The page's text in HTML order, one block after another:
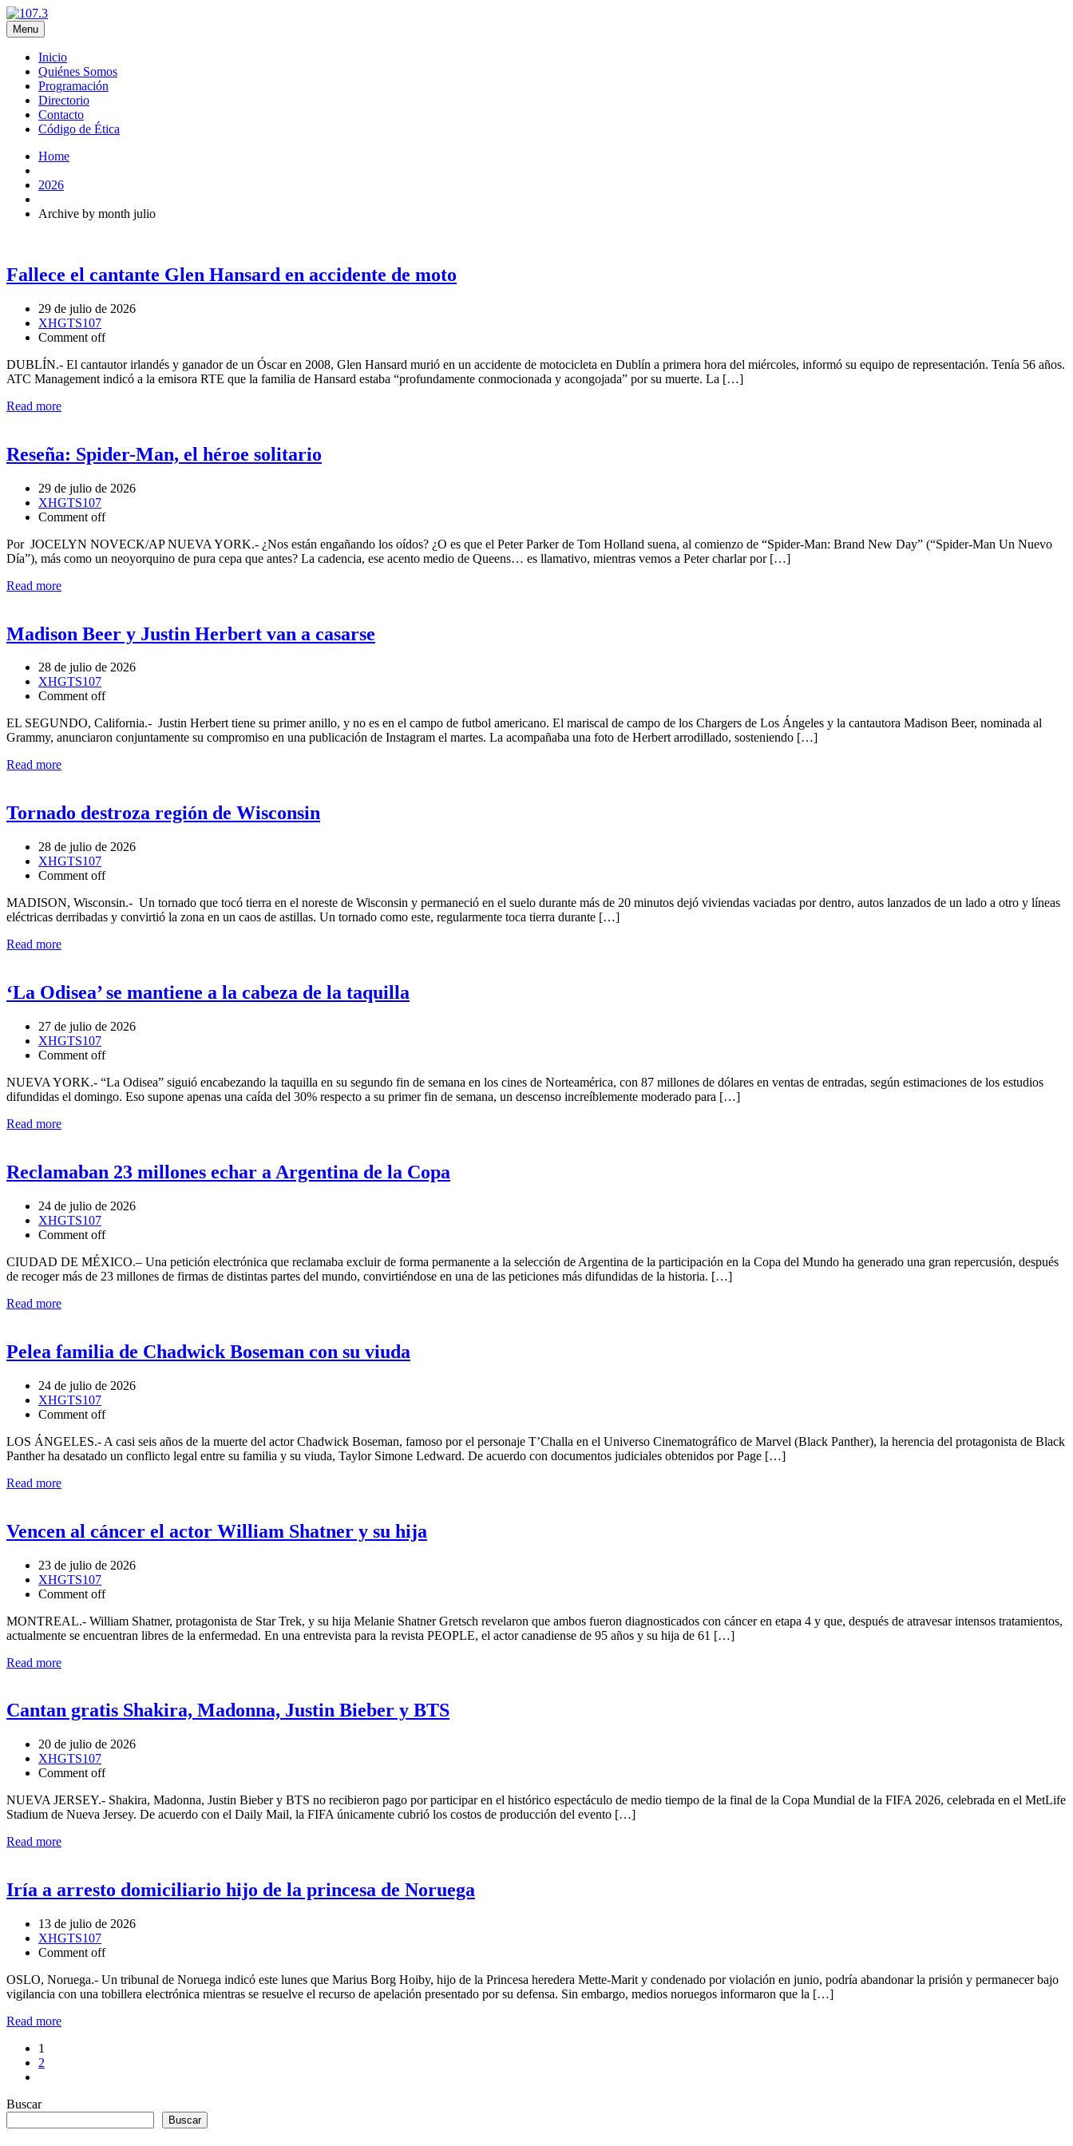
Menu
Inicio
Quiénes Somos
Programación
Directorio
Contacto
Código de Ética
Home
2026
Archive by month julio
Fallece el cantante Glen Hansard en accidente de moto
29 de julio de 2026
XHGTS107
Comment off
DUBLÍN.- El cantautor irlandés y ganador de un Óscar en 2008, Glen Hansard murió en un accidente de motocicleta en Dublín a primera hora del miércoles, informó su equipo de representación. Tenía 56 años.
ATC Management indicó a la emisora RTE que la familia de Hansard estaba “profundamente conmocionada y acongojada” por su muerte. La […]
Read more
Reseña: Spider-Man, el héroe solitario
29 de julio de 2026
XHGTS107
Comment off
Por JOCELYN NOVECK/AP NUEVA YORK.- ¿Nos están engañando los oídos? ¿O es que el Peter Parker de Tom Holland suena, al comienzo de “Spider-Man: Brand New Day” (“Spider-Man Un Nuevo
Día”), más como un neoyorquino de pura cepa que antes? La cadencia, ese acento medio de Queens… es llamativo, mientras vemos a Peter charlar por […]
Read more
Madison Beer y Justin Herbert van a casarse
28 de julio de 2026
XHGTS107
Comment off
EL SEGUNDO, California.- Justin Herbert tiene su primer anillo, y no es en el campo de futbol americano. El mariscal de campo de los Chargers de Los Ángeles y la cantautora Madison Beer, nominada al
Grammy, anunciaron conjuntamente su compromiso en una publicación de Instagram el martes. La acompañaba una foto de Herbert arrodillado, sosteniendo […]
Read more
Tornado destroza región de Wisconsin
28 de julio de 2026
XHGTS107
Comment off
MADISON, Wisconsin.- Un tornado que tocó tierra en el noreste de Wisconsin y permaneció en el suelo durante más de 20 minutos dejó viviendas vaciadas por dentro, autos lanzados de un lado a otro y líneas
eléctricas derribadas y convirtió la zona en un caos de astillas. Un tornado como este, regularmente toca tierra durante […]
Read more
‘La Odisea’ se mantiene a la cabeza de la taquilla
27 de julio de 2026
XHGTS107
Comment off
NUEVA YORK.- “La Odisea” siguió encabezando la taquilla en su segundo fin de semana en los cines de Norteamérica, con 87 millones de dólares en ventas de entradas, según estimaciones de los estudios
difundidas el domingo. Eso supone apenas una caída del 30% respecto a su primer fin de semana, un descenso increíblemente moderado para […]
Read more
Reclamaban 23 millones echar a Argentina de la Copa
24 de julio de 2026
XHGTS107
Comment off
CIUDAD DE MÉXICO.– Una petición electrónica que reclamaba excluir de forma permanente a la selección de Argentina de la participación en la Copa del Mundo ha generado una gran repercusión, después
de recoger más de 23 millones de firmas de distintas partes del mundo, convirtiéndose en una de las peticiones más difundidas de la historia. […]
Read more
Pelea familia de Chadwick Boseman con su viuda
24 de julio de 2026
XHGTS107
Comment off
LOS ÁNGELES.- A casi seis años de la muerte del actor Chadwick Boseman, famoso por el personaje T’Challa en el Universo Cinematográfico de Marvel (Black Panther), la herencia del protagonista de Black
Panther ha desatado un conflicto legal entre su familia y su viuda, Taylor Simone Ledward. De acuerdo con documentos judiciales obtenidos por Page […]
Read more
Vencen al cáncer el actor William Shatner y su hija
23 de julio de 2026
XHGTS107
Comment off
MONTREAL.- William Shatner, protagonista de Star Trek, y su hija Melanie Shatner Gretsch revelaron que ambos fueron diagnosticados con cáncer en etapa 4 y que, después de atravesar intensos tratamientos,
actualmente se encuentran libres de la enfermedad. En una entrevista para la revista PEOPLE, el actor canadiense de 95 años y su hija de 61 […]
Read more
Cantan gratis Shakira, Madonna, Justin Bieber y BTS
20 de julio de 2026
XHGTS107
Comment off
NUEVA JERSEY.- Shakira, Madonna, Justin Bieber y BTS no recibieron pago por participar en el histórico espectáculo de medio tiempo de la final de la Copa Mundial de la FIFA 2026, celebrada en el MetLife
Stadium de Nueva Jersey. De acuerdo con el Daily Mail, la FIFA únicamente cubrió los costos de producción del evento […]
Read more
Iría a arresto domiciliario hijo de la princesa de Noruega
13 de julio de 2026
XHGTS107
Comment off
OSLO, Noruega.- Un tribunal de Noruega indicó este lunes que Marius Borg Hoiby, hijo de la Princesa heredera Mette-Marit y condenado por violación en junio, podría abandonar la prisión y permanecer bajo
vigilancia con una tobillera electrónica mientras se resuelve el recurso de apelación presentado por su defensa. Sin embargo, medios noruegos informaron que la […]
Read more
Paginación
1
2
Buscar
Buscar